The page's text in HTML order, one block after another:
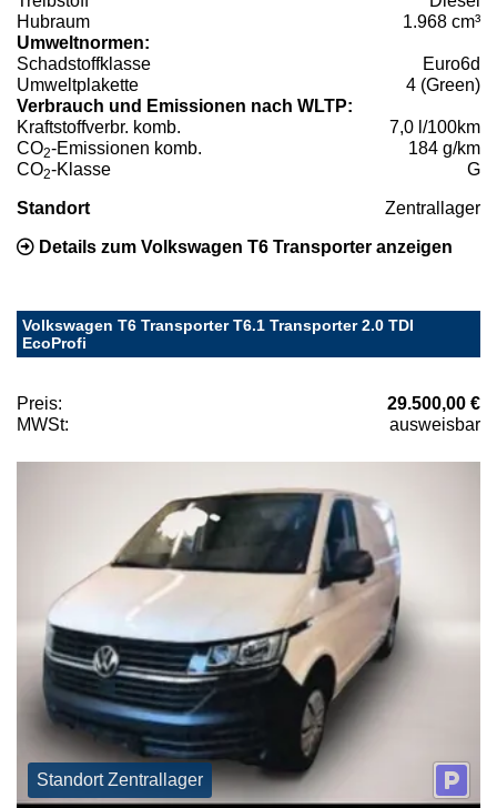
Hubraum
1.968 cm³
Umweltnormen:
Schadstoffklasse
Euro6d
Umweltplakette
4 (Green)
Verbrauch und Emissionen nach WLTP:
Kraftstoffverbr. komb.
7,0 l/100km
CO2-Emissionen komb.
184 g/km
CO2-Klasse G
Standort Zentrallager
Details zum Volkswagen T6 Transporter anzeigen
Volkswagen T6 Transporter T6.1 Transporter 2.0 TDI
EcoProfi
Preis:
29.500,00 €
MWSt:
ausweisbar
Standort Zentrallager